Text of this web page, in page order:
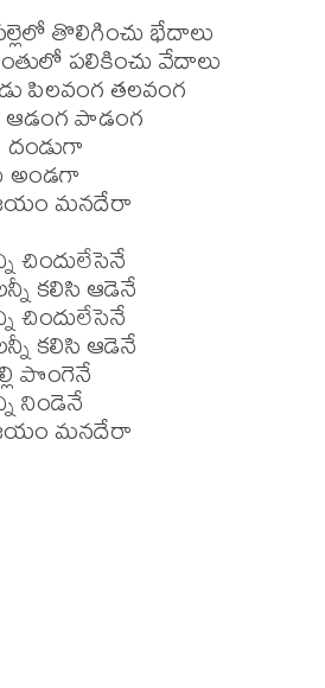
తొలిగించు భేదాలు
పలికించు వేదాలు
పిలవంగ తలవంగ
పాడంగ
అండగా
మనదేరా
చిందులేసెనే
కలిసి ఆడెనే
చిందులేసెనే
కలిసి ఆడెనే
పొంగెనే
నిండెనే
మనదేరా